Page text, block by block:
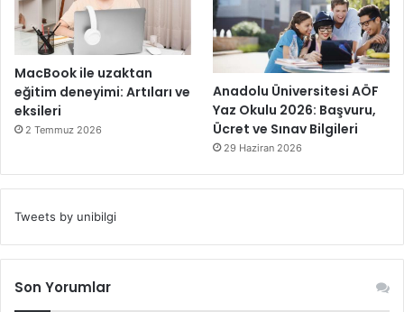
MacBook ile uzaktan
eğitim deneyimi: Artıları ve
eksileri
2 Temmuz 2026
Anadolu Üniversitesi AÖF
Yaz Okulu 2026: Başvuru,
Ücret ve Sınav Bilgileri
29 Haziran 2026
Tweets by unibilgi
Son Yorumlar